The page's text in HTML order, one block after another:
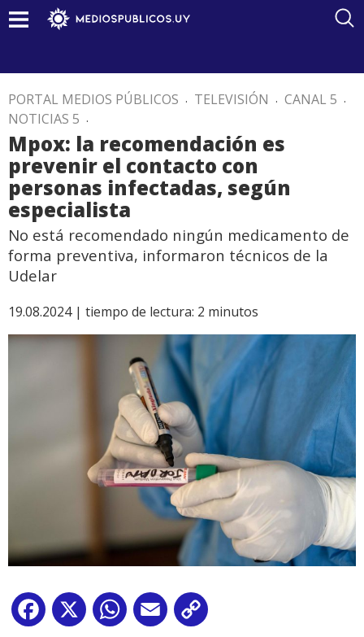
PORTAL MEDIOS PÚBLICOS . TELEVISIÓN . CANAL 5 .
NOTICIAS 5 .
Mpox: la recomendación es
prevenir el contacto con
personas infectadas, según
especialista
No está recomendado ningún medicamento de
forma preventiva, informaron técnicos de la
Udelar
19.08.2024 | tiempo de lectura: 2 minutos
Facebook
X WhatsApp
Email